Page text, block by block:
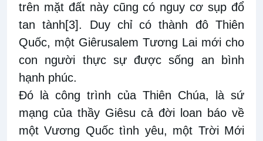
trên mặt đất này cũng có nguy cơ sụp đổ
tan tành[3]. Duy chỉ có thành đô Thiên
Quốc, một Giêrusalem Tương Lai mới cho
con người thực sự được sống an bình
hạnh phúc.
Đó là công trình của Thiên Chúa, là sứ
mạng của thầy Giêsu cả đời loan báo về
một Vương Quốc tình yêu, một Trời Mới